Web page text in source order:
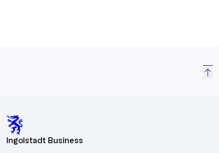
Ingolstadt Business